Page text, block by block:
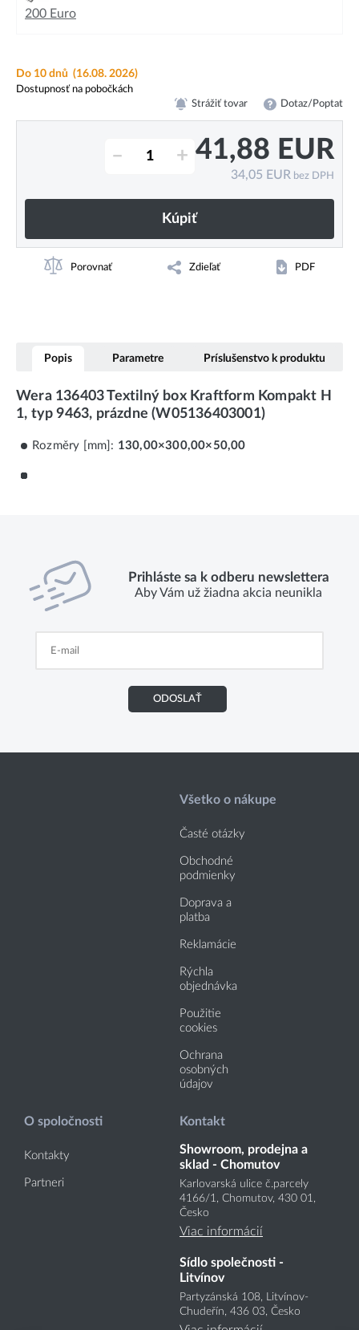
200 Euro
Do 10 dnů (16.08. 2026)
Dostupnosť na pobočkách
Strážiť tovar Dotaz/Poptat
– + 41,88 EUR
34,05 EUR bez DPH
Kúpiť
Porovnať Zdieľať PDF
Popis Parametre Príslušenstvo k produktu
Wera 136403 Textilný box Kraftform Kompakt H
1, typ 9463, prázdne (W05136403001)
Rozměry [mm]: 130,00×300,00×50,00
Prihláste sa k odberu newslettera
Aby Vám už žiadna akcia neunikla
ODOSLAŤ
Všetko o nákupe
Časté otázky
Obchodné
podmienky
Doprava a
platba
Reklamácie
Rýchla
objednávka
Použitie
cookies
Ochrana
osobných
údajov
O spoločnosti
Kontakty
Partneri
Kontakt
Showroom, prodejna a
sklad - Chomutov
Karlovarská ulice č.parcely
4166/1, Chomutov, 430 01,
Česko
Viac informácií
Sídlo společnosti -
Litvínov
Partyzánská 108, Litvínov-
Chudeřín, 436 03, Česko